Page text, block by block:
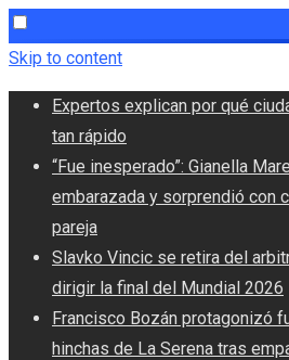
Skip to content
Expertos explican por qué
tan rápido
“Fue inesperado”: Gianella
embarazada y sorprendió con
pareja
Slavko Vincic se retira del
dirigir la final del Mundial 2026
Francisco Bozán protagonizó
hinchas de La Serena tras